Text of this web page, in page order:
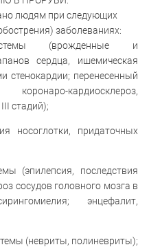
людям при следующих
заболеваниях:
(врожденные и
сердца, ишемическая
стенокардии; перенесенный
кардиосклероз,
стадий);
носоглотки, придаточных
(эпилепсия, последствия
сосудов головного мозга в
энцефалит,
(невриты, полиневриты);